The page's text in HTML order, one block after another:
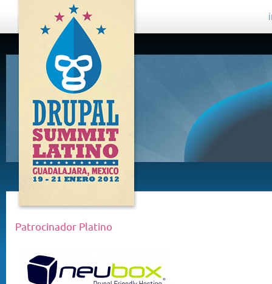
DRUPAL
SUMMIT
LATINO,
GUADALAJARA
2012
Patrocinador Platino